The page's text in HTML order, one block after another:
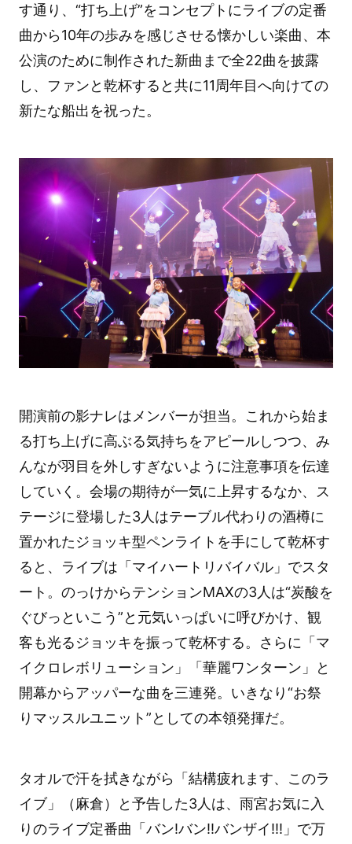
す通り、“打ち上げ”をコンセプトにライブの定番
曲から10年の歩みを感じさせる懐かしい楽曲、本
公演のために制作された新曲まで全22曲を披露
し、ファンと乾杯すると共に11周年目へ向けての
新たな船出を祝った。
開演前の影ナレはメンバーが担当。これから始ま
る打ち上げに高ぶる気持ちをアピールしつつ、み
んなが羽目を外しすぎないように注意事項を伝達
していく。会場の期待が一気に上昇するなか、ス
テージに登場した3人はテーブル代わりの酒樽に
置かれたジョッキ型ペンライトを手にして乾杯す
ると、ライブは「マイハートリバイバル」でスタ
ート。のっけからテンションMAXの3人は“炭酸を
ぐびっといこう”と元気いっぱいに呼びかけ、観
客も光るジョッキを振って乾杯する。さらに「マ
イクロレボリューション」「華麗ワンターン」と
開幕からアッパーな曲を三連発。いきなり“お祭
りマッスルユニット”としての本領発揮だ。
タオルで汗を拭きながら「結構疲れます、このラ
イブ」（麻倉）と予告した3人は、雨宮お気に入
りのライブ定番曲「バン!バン!!バンザイ!!!」で万